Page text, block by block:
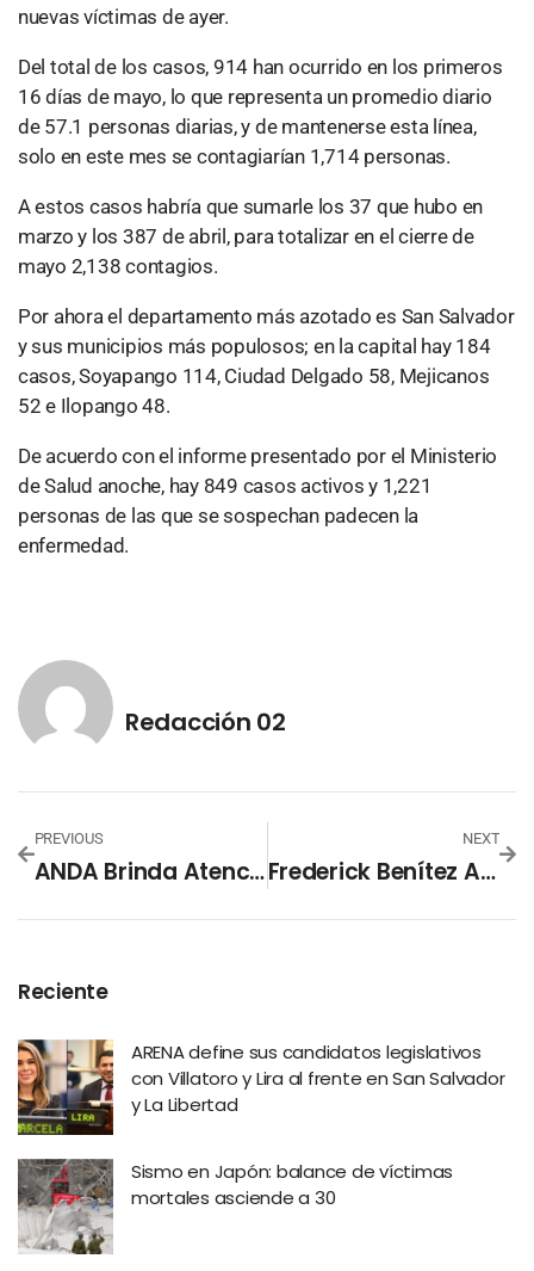
nuevas víctimas de ayer.
Del total de los casos, 914 han ocurrido en los primeros
16 días de mayo, lo que representa un promedio diario
de 57.1 personas diarias, y de mantenerse esta línea,
solo en este mes se contagiarían 1,714 personas.
A estos casos habría que sumarle los 37 que hubo en
marzo y los 387 de abril, para totalizar en el cierre de
mayo 2,138 contagios.
Por ahora el departamento más azotado es San Salvador
y sus municipios más populosos; en la capital hay 184
casos, Soyapango 114, Ciudad Delgado 58, Mejicanos
52 e Ilopango 48.
De acuerdo con el informe presentado por el Ministerio
de Salud anoche, hay 849 casos activos y 1,221
personas de las que se sospechan padecen la
enfermedad.
Redacción 02
PREVIOUS
ANDA Brinda Atención Rápida A La Población
NEXT
Frederick Benítez Acompaña Entrega De Paquetes Alimentarios
Reciente
ARENA define sus candidatos legislativos
con Villatoro y Lira al frente en San Salvador
y La Libertad
Sismo en Japón: balance de víctimas
mortales asciende a 30